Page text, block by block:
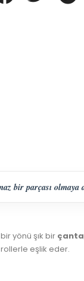
bir parçası olmaya
yönü şık bir çanta
eşlik eder.